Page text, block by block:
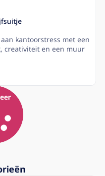
kantoorstress met een
creativiteit en een muur